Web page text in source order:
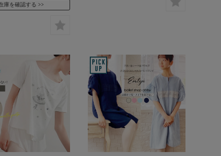
庫を確認する